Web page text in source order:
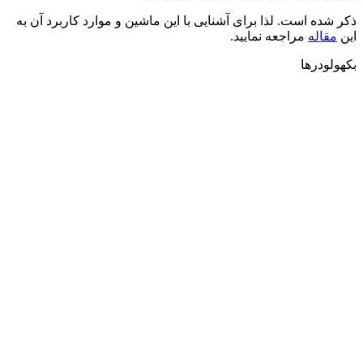
ذکر شده است. لذا برای آشنایی با این ماشین و موارد کاربرد آن به
این مقاله مراجعه نمایید.
بکهولودرها